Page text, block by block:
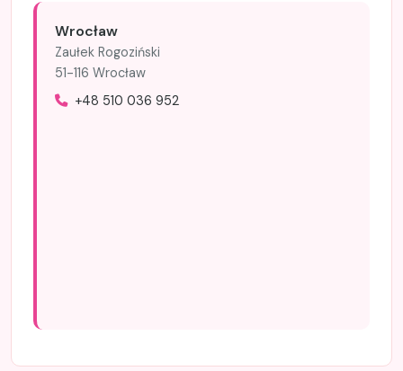
Wrocław
Zaułek Rogoziński
51-116 Wrocław
+48 510 036 952